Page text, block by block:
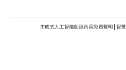
生成式人工智能創建內容免責聲明 | 智